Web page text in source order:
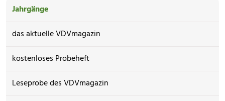
Jahrgänge
das aktuelle VDVmagazin
kostenloses Probeheft
Leseprobe des VDVmagazin